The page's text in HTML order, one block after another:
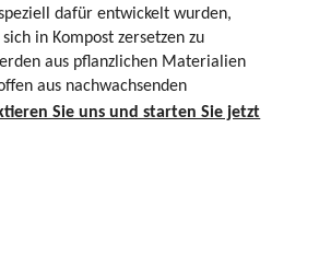
dafür entwickelt wurden,
in Kompost zersetzen zu
aus pflanzlichen Materialien
aus nachwachsenden
Sie uns und starten Sie jetzt